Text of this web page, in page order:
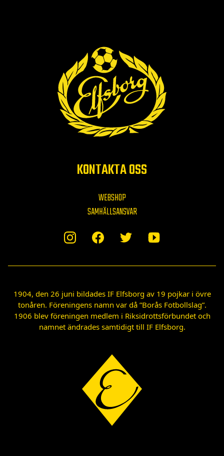
KONTAKTA OSS
WEBSHOP
SAMHÄLLSANSVAR
1904, den 26 juni bildades IF Elfsborg av 19 pojkar i övre
tonåren. Föreningens namn var då ”Borås Fotbollslag”.
1906 blev föreningen medlem i Riksidrottsförbundet och
namnet ändrades samtidigt till IF Elfsborg.